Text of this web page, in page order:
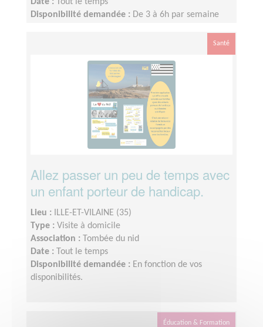
Disponibilité demandée : De 3 à 6h par semaine
Santé
Allez passer un peu de temps avec
un enfant porteur de handicap.
Lieu :
ILLE-ET-VILAINE (35)
Type : Visite à domicile
Association :
Tombée du nid
Date :
Tout le temps
Disponibilité demandée : En fonction de vos
disponibilités.
Éducation & Formation